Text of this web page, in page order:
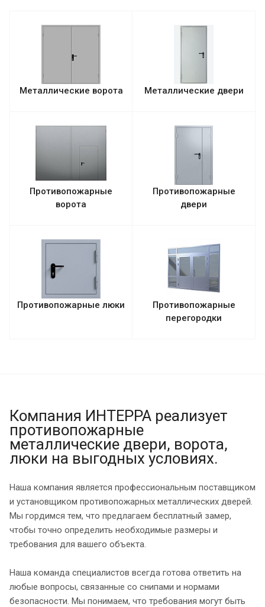
Металлические ворота Металлические двери
Противопожарные
ворота
Противопожарные
двери
Противопожарные люки
Противопожарные
перегородки
Компания ИНТЕРРА реализует
противопожарные
металлические двери, ворота,
люки на выгодных условиях.
Наша компания является профессиональным поставщиком
и установщиком противопожарных металлических дверей.
Мы гордимся тем, что предлагаем бесплатный замер,
чтобы точно определить необходимые размеры и
требования для вашего объекта.
Наша команда специалистов всегда готова ответить на
любые вопросы, связанные со снипами и нормами
безопасности. Мы понимаем, что требования могут быть